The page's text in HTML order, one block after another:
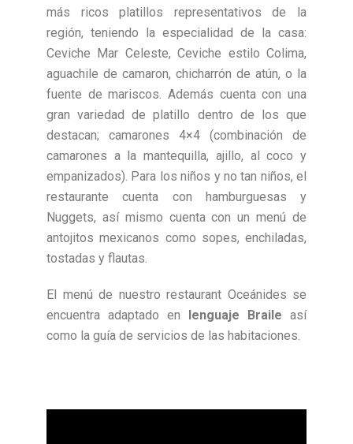
más ricos platillos representativos de la
región, teniendo la especialidad de la casa:
Ceviche Mar Celeste, Ceviche estilo Colima,
aguachile de camaron, chicharrón de atún, o la
fuente de mariscos. Además cuenta con una
gran variedad de platillo dentro de los que
destacan; camarones 4×4 (combinación de
camarones a la mantequilla, ajillo, al coco y
empanizados). Para los niños y no tan niños, el
restaurante cuenta con hamburguesas y
Nuggets, así mismo cuenta con un menú de
antojitos mexicanos como sopes, enchiladas,
tostadas y flautas.
El menú de nuestro restaurant Oceánides se
encuentra adaptado en lenguaje Braile así
como la guía de servicios de las habitaciones.